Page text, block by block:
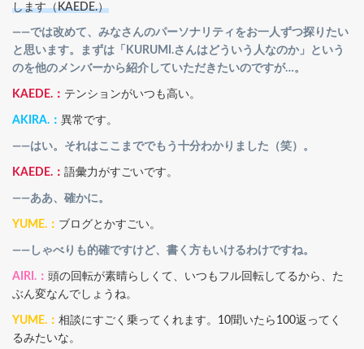
します（KAEDE.）
――では改めて、みなさんのパーソナリティをお一人ずつ探りたい
と思います。まずは「KURUMI.さんはどういう人なのか」という
のを他のメンバーから紹介していただきたいのですが…。
KAEDE.： テンションがいつも高い。
AKIRA.： 異常です。
――はい。それはここまででもう十分わかりました（笑）。
KAEDE.： 語彙力がすごいです。
――ああ、確かに。
YUME.： ブログとかすごい。
――しゃべりも的確ですけど、書く方もいけるわけですね。
AIRI.： 頭の回転が素晴らしくて、いつもフル回転してるから、た
ぶん変なんでしょうね。
YUME.： 相談にすごく乗ってくれます。10聞いたら100返ってく
るみたいな。